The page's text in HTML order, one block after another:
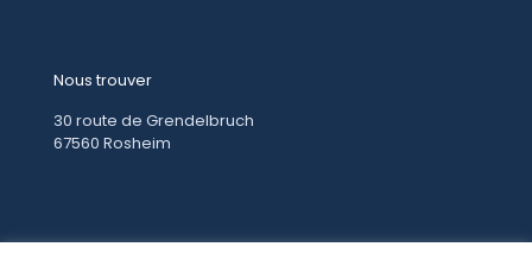
Nous trouver
30 route de Grendelbruch
67560 Rosheim